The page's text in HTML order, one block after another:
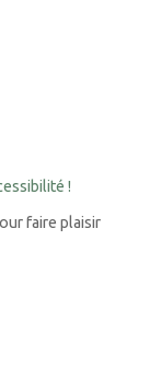
!
faire plaisir